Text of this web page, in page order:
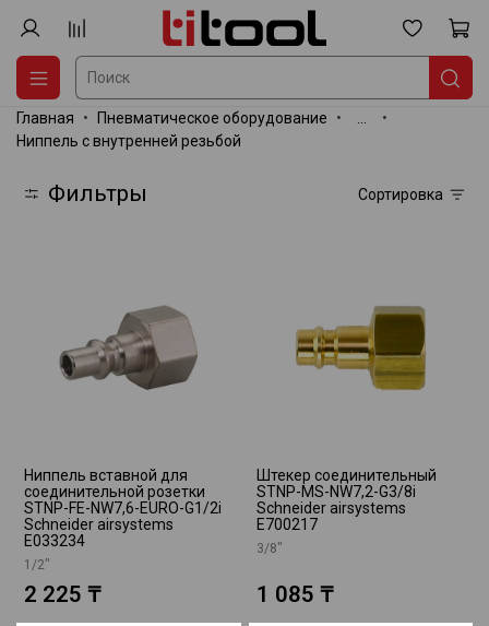
Главная Пневматическое оборудование
Ниппель с внутренней резьбой
Фильтры Сортировка
Ниппель вставной для
соединительной розетки
STNP-FE-NW7,6-EURO-G1/2i
Schneider airsystems
E033234
1/2"
2 225 ₸
Штекер соединительный
STNP-MS-NW7,2-G3/8i
Schneider airsystems
E700217
3/8"
1 085 ₸